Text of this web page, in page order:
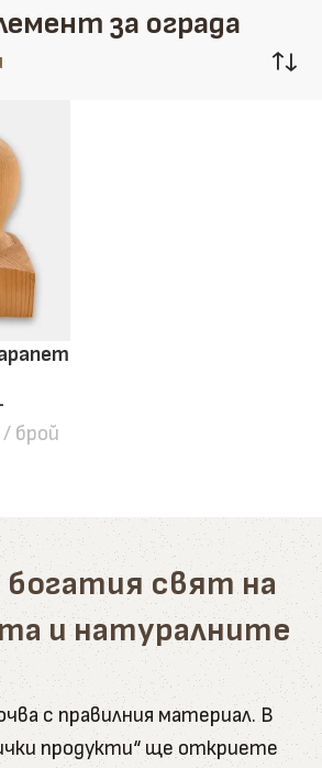
за ограда
брой
свят на
и натуралните
с правилния материал. В
продукти“ ще откриете